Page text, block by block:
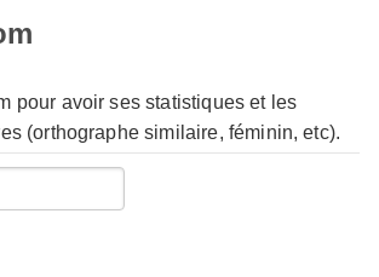
pour avoir ses statistiques et les
(orthographe similaire, féminin, etc).